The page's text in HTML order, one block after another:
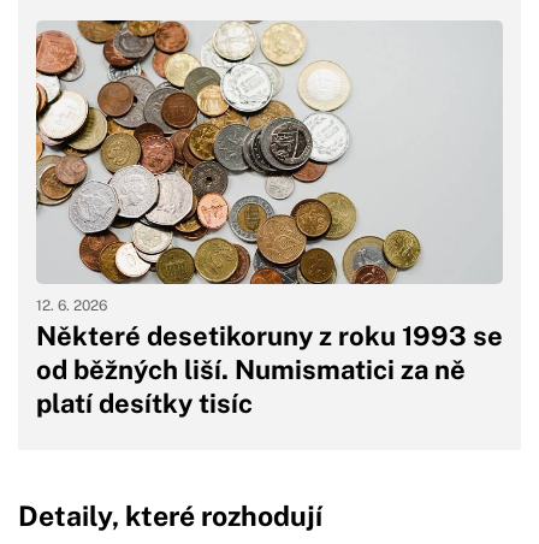
Některé desetikoruny z roku 1993 se
od běžných liší. Numismatici za ně
platí desítky tisíc
12. 6. 2026
Detaily, které rozhodují